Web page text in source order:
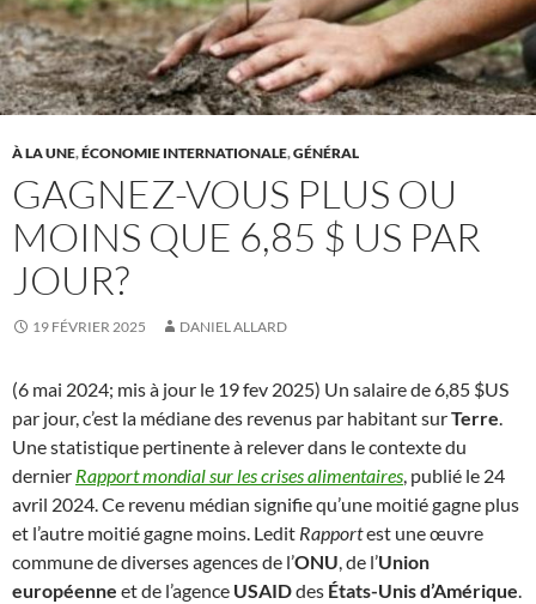
À LA UNE,ÉCONOMIE INTERNATIONALE,GÉNÉRAL
GAGNEZ-VOUS PLUS OU
MOINS QUE 6,85 $ US PAR
JOUR?
19 FÉVRIER 2025 DANIEL ALLARD
(6 mai 2024; mis à jour le 19 fev 2025) Un salaire de 6,85 $US
par jour, c’est la médiane des revenus par habitant surTerre.
Une statistique pertinente à relever dans le contexte du
dernier Rapport mondial sur les crises alimentaires, publié le 24
avril 2024. Ce revenu médian signifie qu’une moitié gagne plus
et l’autre moitié gagne moins. Ledit Rapportest une œuvre
commune de diverses agences de l’ONU, de l’Union
européenne et de l’agence USAIDdes États-Unis d’Amérique.